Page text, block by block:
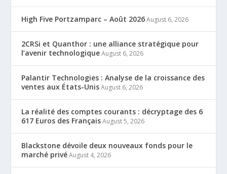
High Five Portzamparc – Août 2026 August 6, 2026
2CRSi et Quanthor : une alliance stratégique pour
l’avenir technologique August 6, 2026
Palantir Technologies : Analyse de la croissance des
ventes aux États-Unis August 6, 2026
La réalité des comptes courants : décryptage des 6
617 Euros des Français August 5, 2026
Blackstone dévoile deux nouveaux fonds pour le
marché privé August 4, 2026